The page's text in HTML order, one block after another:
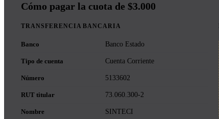
Cómo pagar la cuota de $3.000
TRANSFERENCIA BANCARIA
Banco Banco Estado
Tipo de cuenta Cuenta Corriente
Número 5133602
RUT titular 73.060.300-2
Nombre SINTECI